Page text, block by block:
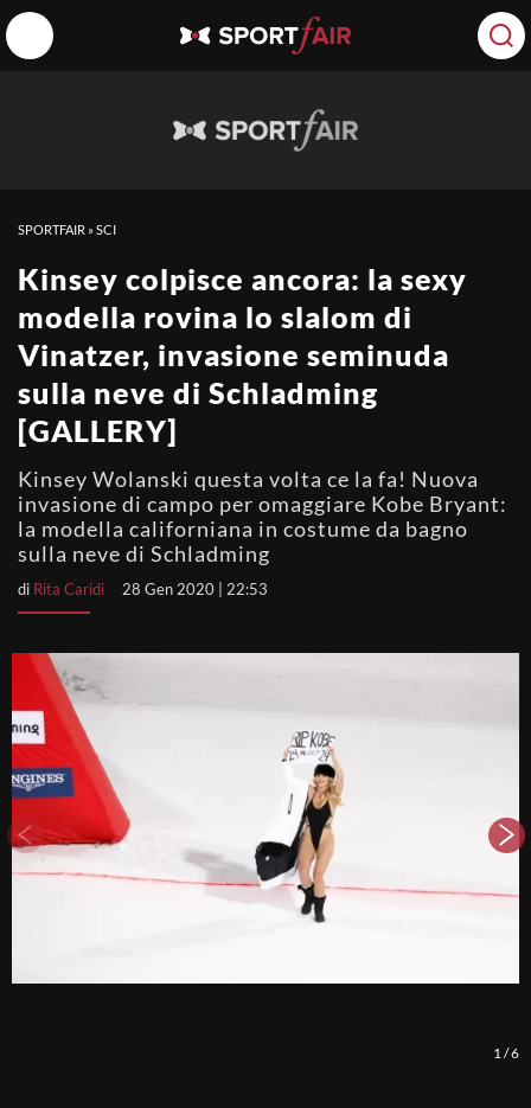
SPORTFAIR »SCI
Kinsey colpisce ancora: la sexy
modella rovina lo slalom di
Vinatzer, invasione seminuda
sulla neve di Schladming
[GALLERY]
Kinsey Wolanski questa volta ce la fa! Nuova
invasione di campo per omaggiare Kobe Bryant:
la modella californiana in costume da bagno
sulla neve di Schladming
di Rita Caridi 28 Gen 2020 | 22:53
1 /6